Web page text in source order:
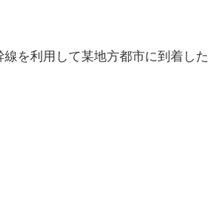
を利用して某地方都市に到着した